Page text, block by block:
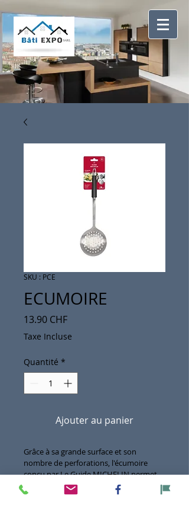
SKU : PCE
ECUMOIRE
13.90 CHFPrix
Taxe Incluse
Quantité *
Ajouter au panier
Grâce à sa grande surface et son
nombre de perforations, l'écumoire
conçu par Le Guide MICHELIN permet
de récupérer des aliments dans l'eau
sans éclaboussures et avec peu de